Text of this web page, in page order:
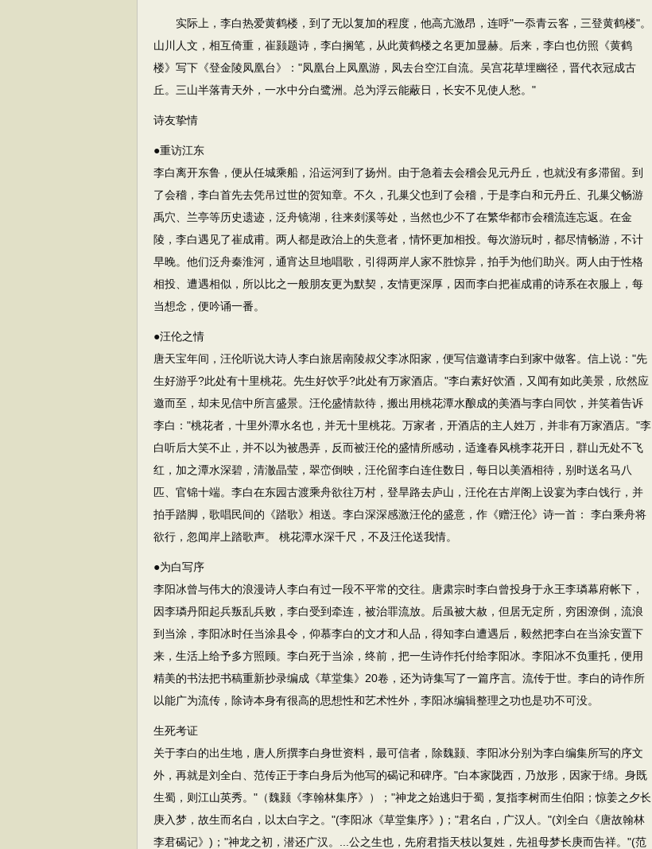
实际上，李白热爱黄鹤楼，到了无以复加的程度，他高亢激昂，连呼"一忝青云客，三登黄鹤楼"。
山川人文，相互倚重，崔颢题诗，李白搁笔，从此黄鹤楼之名更加显赫。后来，李白也仿照《黄鹤
楼》写下《登金陵凤凰台》："凤凰台上凤凰游，凤去台空江自流。吴宫花草埋幽径，晋代衣冠成古
丘。三山半落青天外，一水中分白鹭洲。总为浮云能蔽日，长安不见使人愁。"
诗友挚情
●重访江东
李白离开东鲁，便从任城乘船，沿运河到了扬州。由于急着去会稽会见元丹丘，也就没有多滞留。到
了会稽，李白首先去凭吊过世的贺知章。不久，孔巢父也到了会稽，于是李白和元丹丘、孔巢父畅游
禹穴、兰亭等历史遗迹，泛舟镜湖，往来剡溪等处，当然也少不了在繁华都市会稽流连忘返。在金
陵，李白遇见了崔成甫。两人都是政治上的失意者，情怀更加相投。每次游玩时，都尽情畅游，不计
早晚。他们泛舟秦淮河，通宵达旦地唱歌，引得两岸人家不胜惊异，拍手为他们助兴。两人由于性格
相投、遭遇相似，所以比之一般朋友更为默契，友情更深厚，因而李白把崔成甫的诗系在衣服上，每
当想念，便吟诵一番。
●汪伦之情
唐天宝年间，汪伦听说大诗人李白旅居南陵叔父李冰阳家，便写信邀请李白到家中做客。信上说："先
生好游乎?此处有十里桃花。先生好饮乎?此处有万家酒店。"李白素好饮酒，又闻有如此美景，欣然应
邀而至，却未见信中所言盛景。汪伦盛情款待，搬出用桃花潭水酿成的美酒与李白同饮，并笑着告诉
李白："桃花者，十里外潭水名也，并无十里桃花。万家者，开酒店的主人姓万，并非有万家酒店。"李
白听后大笑不止，并不以为被愚弄，反而被汪伦的盛情所感动，适逢春风桃李花开日，群山无处不飞
红，加之潭水深碧，清澈晶莹，翠峦倒映，汪伦留李白连住数日，每日以美酒相待，别时送名马八
匹、官锦十端。李白在东园古渡乘舟欲往万村，登旱路去庐山，汪伦在古岸阁上设宴为李白饯行，并
拍手踏脚，歌唱民间的《踏歌》相送。李白深深感激汪伦的盛意，作《赠汪伦》诗一首： 李白乘舟将
欲行，忽闻岸上踏歌声。 桃花潭水深千尺，不及汪伦送我情。
●为白写序
李阳冰曾与伟大的浪漫诗人李白有过一段不平常的交往。唐肃宗时李白曾投身于永王李璘幕府帐下，
因李璘丹阳起兵叛乱兵败，李白受到牵连，被治罪流放。后虽被大赦，但居无定所，穷困潦倒，流浪
到当涂，李阳冰时任当涂县令，仰慕李白的文才和人品，得知李白遭遇后，毅然把李白在当涂安置下
来，生活上给予多方照顾。李白死于当涂，终前，把一生诗作托付给李阳冰。李阳冰不负重托，便用
精美的书法把书稿重新抄录编成《草堂集》20卷，还为诗集写了一篇序言。流传于世。李白的诗作所
以能广为流传，除诗本身有很高的思想性和艺术性外，李阳冰编辑整理之功也是功不可没。
生死考证
关于李白的出生地，唐人所撰李白身世资料，最可信者，除魏颢、李阳冰分别为李白编集所写的序文
外，再就是刘全白、范传正于李白身后为他写的碣记和碑序。"白本家陇西，乃放形，因家于绵。身既
生蜀，则江山英秀。"（魏颢《李翰林集序》）；"神龙之始逃归于蜀，复指李树而生伯阳；惊姜之夕长
庚入梦，故生而名白，以太白字之。"(李阳冰《草堂集序》)；"君名白，广汉人。"(刘全白《唐故翰林
李君碣记》)；"神龙之初，潜还广汉。...公之生也，先府君指天枝以复姓，先祖母梦长庚而告祥。"(范